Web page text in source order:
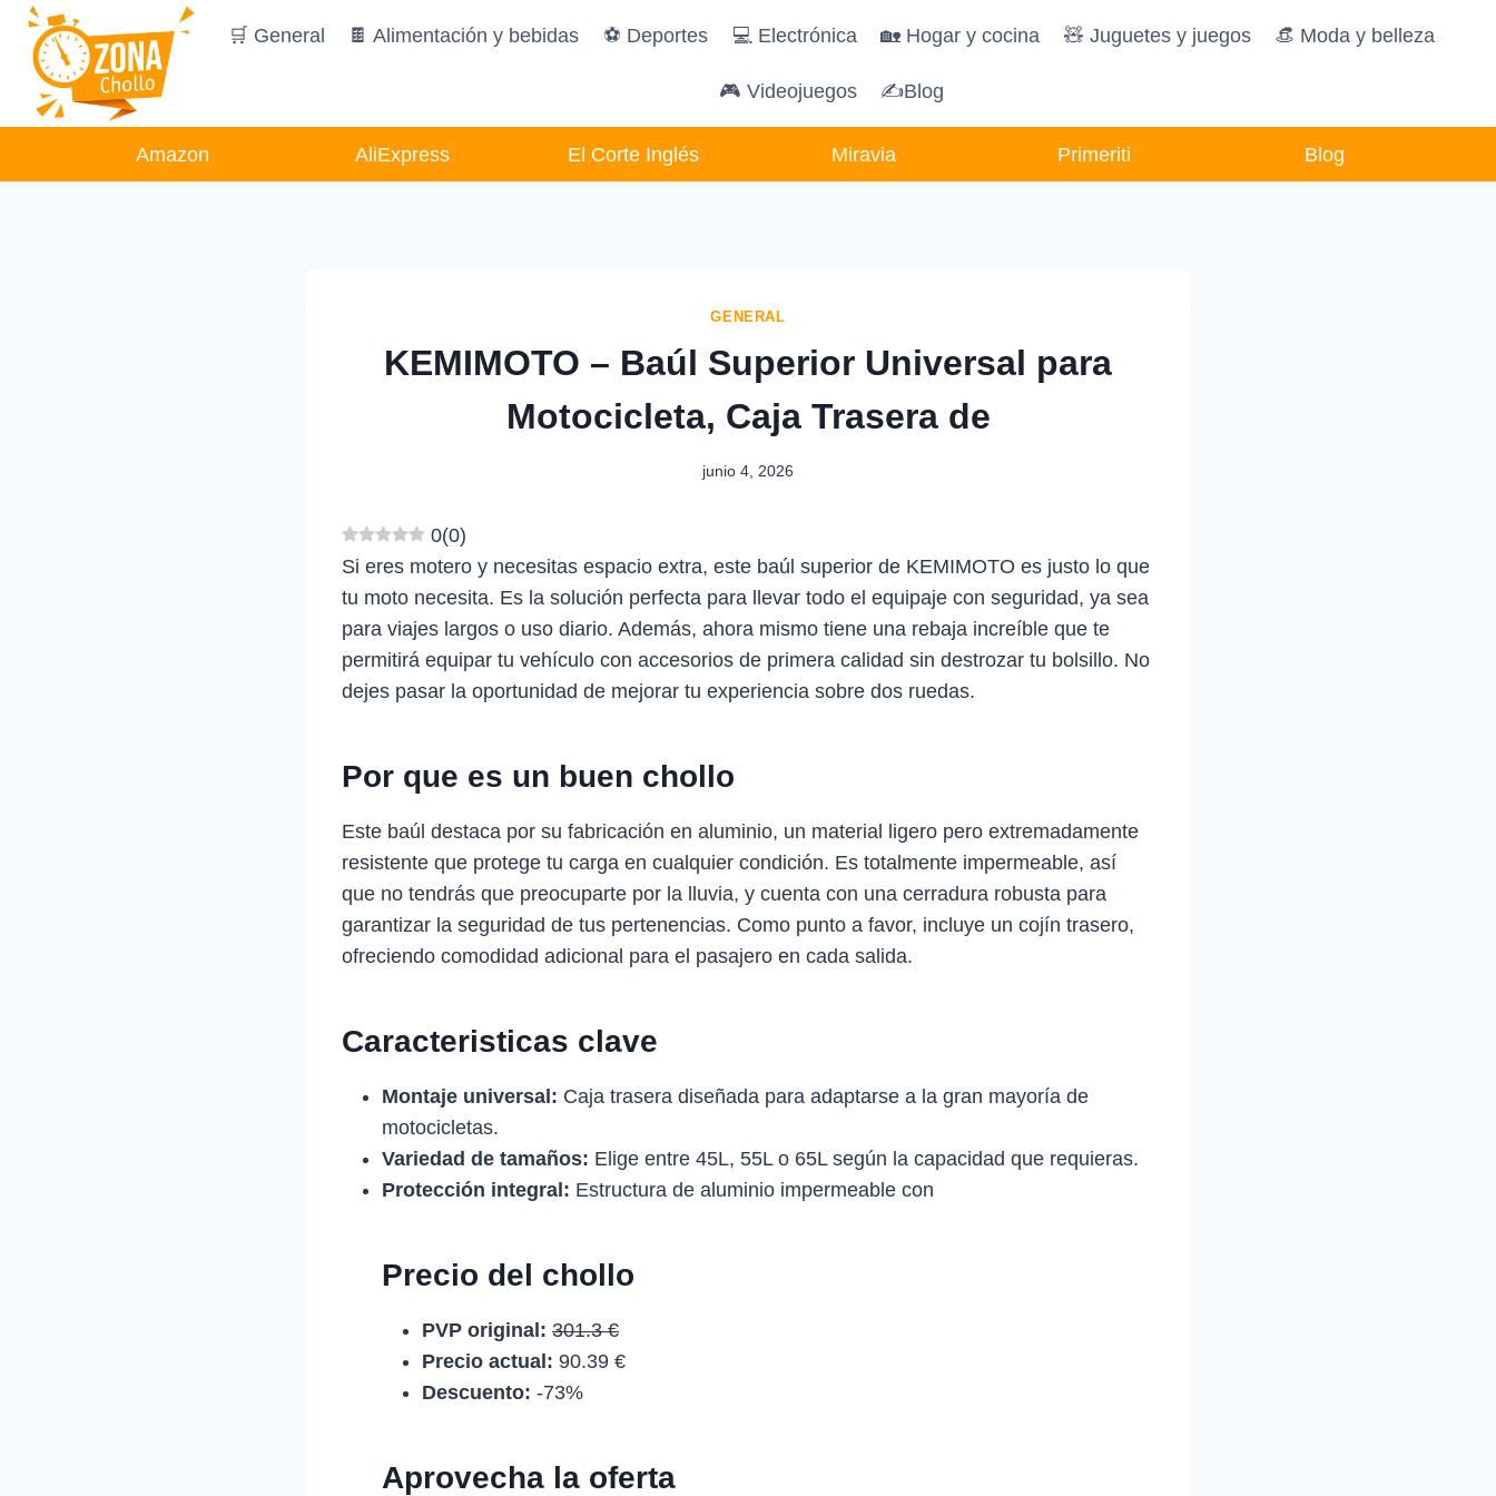
Saltar
contenido
🛒 General 🍫 Alimentación y bebidas ️⚽️ Deportes 💻 Electrónica 🏡 Hogar y cocina 🧸️ Juguetes y juegos 👒 Moda y belleza
🎮 Videojuegos ✍Blog
Amazon AliExpress El Corte Inglés Miravia Primeriti Blog
GENERAL
KEMIMOTO – Baúl Superior Universal para
Motocicleta, Caja Trasera de
junio 4, 2026
0(0)
Si eres motero y necesitas espacio extra, este baúl superior de KEMIMOTO es justo lo que
tu moto necesita. Es la solución perfecta para llevar todo el equipaje con seguridad, ya sea
para viajes largos o uso diario. Además, ahora mismo tiene una rebaja increíble que te
permitirá equipar tu vehículo con accesorios de primera calidad sin destrozar tu bolsillo. No
dejes pasar la oportunidad de mejorar tu experiencia sobre dos ruedas.
Por que es un buen chollo
Este baúl destaca por su fabricación en aluminio, un material ligero pero extremadamente
resistente que protege tu carga en cualquier condición. Es totalmente impermeable, así
que no tendrás que preocuparte por la lluvia, y cuenta con una cerradura robusta para
garantizar la seguridad de tus pertenencias. Como punto a favor, incluye un cojín trasero,
ofreciendo comodidad adicional para el pasajero en cada salida.
Caracteristicas clave
Montaje universal: Caja trasera diseñada para adaptarse a la gran mayoría de
motocicletas.
Variedad de tamaños: Elige entre 45L, 55L o 65L según la capacidad que requieras.
Protección integral: Estructura de aluminio impermeable con
Precio del chollo
PVP original: 301.3 €
Precio actual: 90.39 €
Descuento: -73%
Aprovecha la oferta